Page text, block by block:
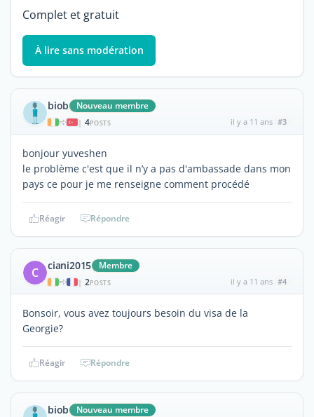
Complet et gratuit
À lire sans modération
biob Nouveau membre
| 4POSTS il y a 11 ans #3
bonjour yuveshen
le problème c'est que il n’y a pas d'ambassade dans mon
pays ce pour je me renseigne comment procédé
Réagir Répondre
C ciani2015 Membre
| 2POSTS il y a 11 ans #4
Bonsoir, vous avez toujours besoin du visa de la
Georgie?
Réagir Répondre
biob Nouveau membre